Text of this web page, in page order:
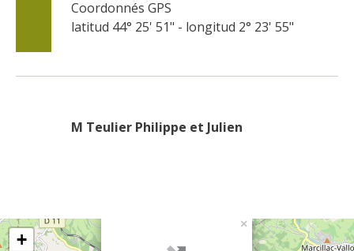
Coordonnés GPS
latitud 44° 25' 51" - longitud 2° 23' 55"
M Teulier Philippe et Julien
×
+